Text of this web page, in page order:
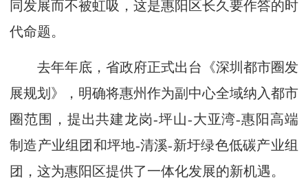
同发展而不被虹吸，这是惠阳区长久要作答的时
代命题。
去年年底，省政府正式出台《深圳都市圈发
展规划》，明确将惠州作为副中心全域纳入都市
圈范围，提出共建龙岗-坪山-大亚湾-惠阳高端
制造产业组团和坪地-清溪-新圩绿色低碳产业组
团，这为惠阳区提供了一体化发展的新机遇。